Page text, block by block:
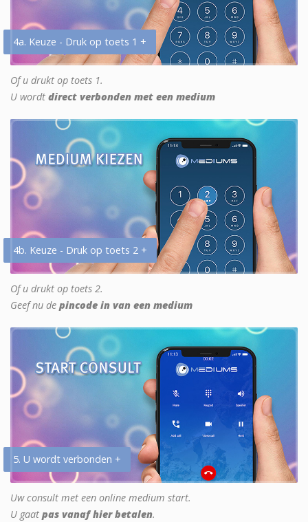
4a. Keuze - Druk op toets 1 +
Of u drukt op toets 1.
U wordt direct verbonden met een medium
4b. Keuze - Druk op toets 2 +
Of u drukt op toets 2.
Geef nu de pincode in van een medium
5. U wordt verbonden +
Uw consult met een online medium start.
U gaat pas vanaf hier betalen.